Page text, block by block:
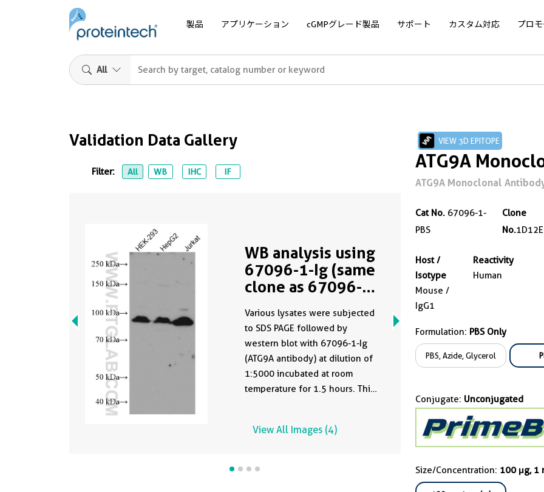
製品 アプリケーション cGMPグレード製品 サポート カスタム対応 プロ
All
Validation Data Gallery
Filter: All WB IHC IF
WB analysis using
67096-1-Ig (same
clone as 67096-1-
Various lysates were subjected
to SDS PAGE followed by
western blot with 67096-1-Ig
(ATG9A antibody) at dilution of
1:5000 incubated at room
temperature for 1.5 hours. This
67096-1-PBS in a different
View All Images (4)
VIEW 3D EPITOPE
ATG9A
ATG9A Monoclonal
Cat No. 67096-1-
PBS
Clone
No.
Host /
Isotype
Mouse /
IgG1
Reactivity
Human
Formulation: PBS Only
PBS, Azide, Glycerol
Conjugate: Unconjugated
Size/Concentration: 100 μg, 1